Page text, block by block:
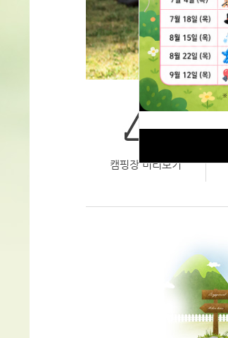
캠핑장 미리보기